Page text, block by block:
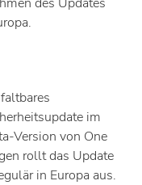
im
Version von One
rollt das Update
in Europa aus.